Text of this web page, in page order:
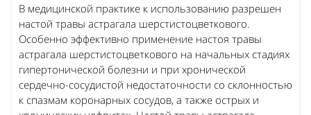
В медицинской практике к использованию разрешен
настой травы астрагала шерстистоцветкового.
Особенно эффективно применение настоя травы
астрагала шерстистоцветкового на начальных стадиях
гипертонической болезни и при хронической
сердечно-сосудистой недостаточности со склонностью
к спазмам коронарных сосудов, а также острых и